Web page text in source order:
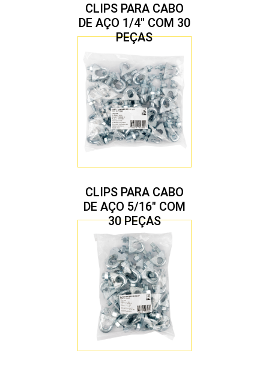
CLIPS PARA CABO
DE AÇO 1/4″ COM 30
PEÇAS
CLIPS PARA CABO
DE AÇO 5/16″ COM
30 PEÇAS